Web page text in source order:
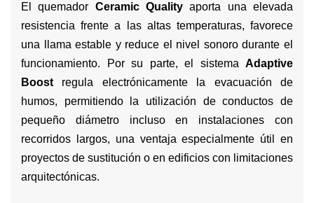
El quemador Ceramic Quality aporta una elevada
resistencia frente a las altas temperaturas, favorece
una llama estable y reduce el nivel sonoro durante el
funcionamiento. Por su parte, el sistema Adaptive
Boost regula electrónicamente la evacuación de
humos, permitiendo la utilización de conductos de
pequeño diámetro incluso en instalaciones con
recorridos largos, una ventaja especialmente útil en
proyectos de sustitución o en edificios con limitaciones
arquitectónicas.